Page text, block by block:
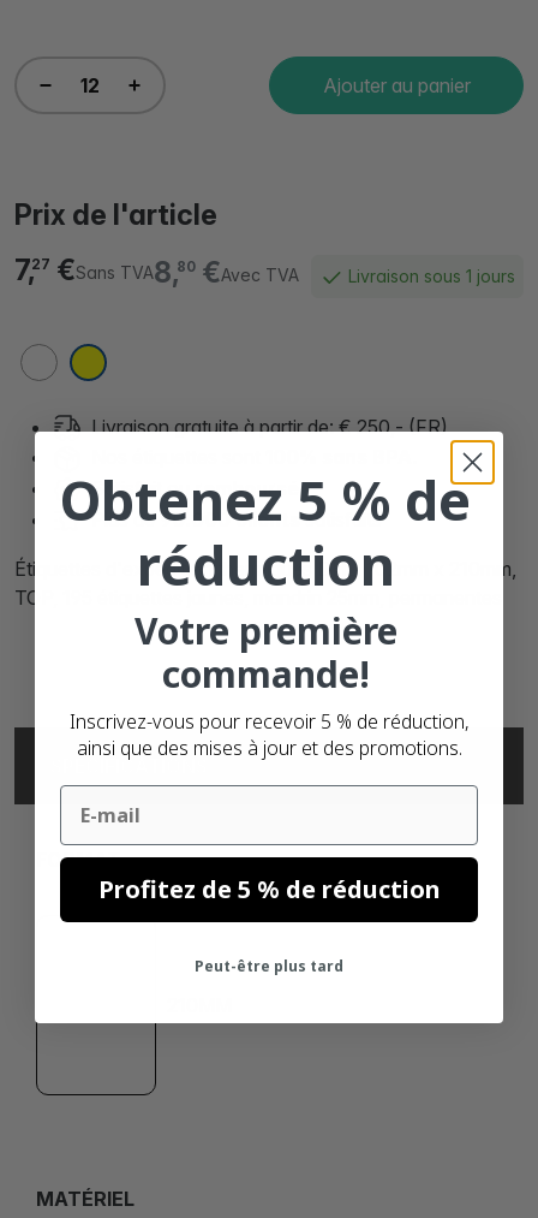
Ajouter au panier
Prix de l'article
8,80€Avec TVA
7,27 €Sans TVA Livraison sous 1 jours
Livraison gratuite à partir de: € 250,- (FR)
Satisfait ouremboursé
Plus de90.000 clientssatisfaits
Étiquettes d'expédition thermiques DHL, 102mm x 210mm,
TOP, 195 étiquettes jaunes, mandrin 25mm, permanentes
SPÉCIFICATIONS
FORMAT
102MM
MATÉRIEL
Obtenez 5 % de
réduction
Votre première
commande!
Inscrivez-vous pour recevoir 5 % de réduction,
ainsi que des mises à jour et des promotions.
Email
Profitez de 5 % de réduction
Peut-être plus tard